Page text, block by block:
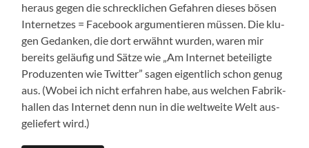
her­aus gegen die schreck­li­chen Gefah­ren die­ses bösen
Inter­net­zes = Face­book argu­men­tie­ren müs­sen. Die klu­
gen Gedan­ken, die dort erwähnt wur­den, waren mir
bereits geläu­fig und Sät­ze wie „Am Inter­net betei­lig­te
Pro­du­zen­ten wie Twit­ter” sagen eigent­lich schon genug
aus. (Wobei ich nicht erfah­ren habe, aus wel­chen Fabrik­
hal­len das Inter­net denn nun in dieweltweite Welt aus­
ge­lie­fert wird.)